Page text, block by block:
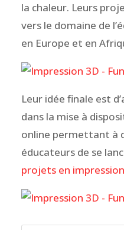
la chaleur. Leurs
vers le domaine de
en Europe et en
Leur idée finale est
dans la mise à
online permettant à
éducateurs de se
projets en